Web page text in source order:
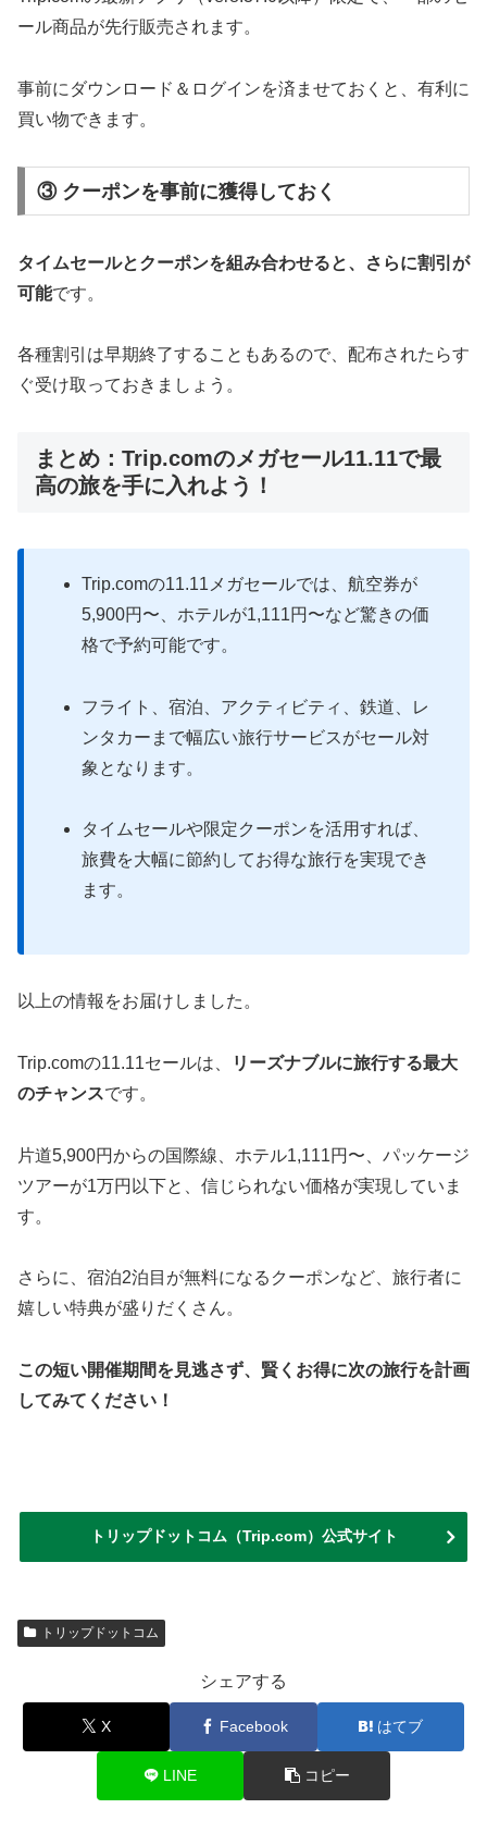
ール商品が先行販売されます。
事前にダウンロード＆ログインを済ませておくと、有利に
買い物できます。
③ クーポンを事前に獲得しておく
タイムセールとクーポンを組み合わせると、さらに割引が
可能です。
各種割引は早期終了することもあるので、配布されたらす
ぐ受け取っておきましょう。
まとめ：Trip.comのメガセール11.11で最
高の旅を手に入れよう！
Trip.comの11.11メガセールでは、航空券が
5,900円〜、ホテルが1,111円〜など驚きの価
格で予約可能です。
フライト、宿泊、アクティビティ、鉄道、レ
ンタカーまで幅広い旅行サービスがセール対
象となります。
タイムセールや限定クーポンを活用すれば、
旅費を大幅に節約してお得な旅行を実現でき
ます。
以上の情報をお届けしました。
Trip.comの11.11セールは、
リーズナブルに旅行する最大
のチャンスです。
片道5,900円からの国際線、ホテル1,111円〜、パッケージ
ツアーが1万円以下と、信じられない価格が実現していま
す。
さらに、宿泊2泊目が無料になるクーポンなど、旅行者に
嬉しい特典が盛りだくさん。
この短い開催期間を見逃さず、賢くお得に次の旅行を計画
してみてください！
トリップドットコム（Trip.com）公式サイト
トリップドットコム
シェアする
X Facebook はてブ
LINE コピー